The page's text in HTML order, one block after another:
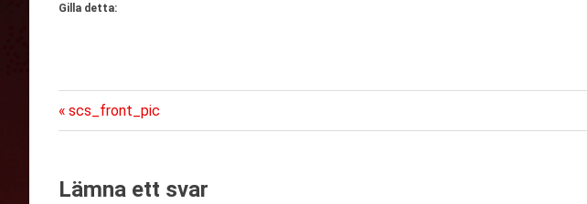
Gilla detta:
Inläggsnavigering
Föregående
inlägg:
scs_front_pic
Lämna ett svar